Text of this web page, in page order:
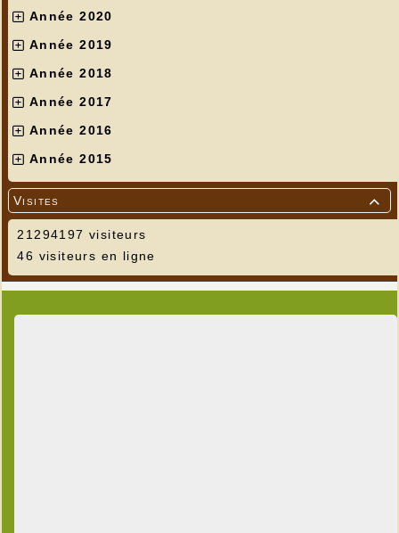
Année 2020
Année 2019
Année 2018
Année 2017
Année 2016
Année 2015

Visites
21294197 visiteurs
46 visiteurs en ligne